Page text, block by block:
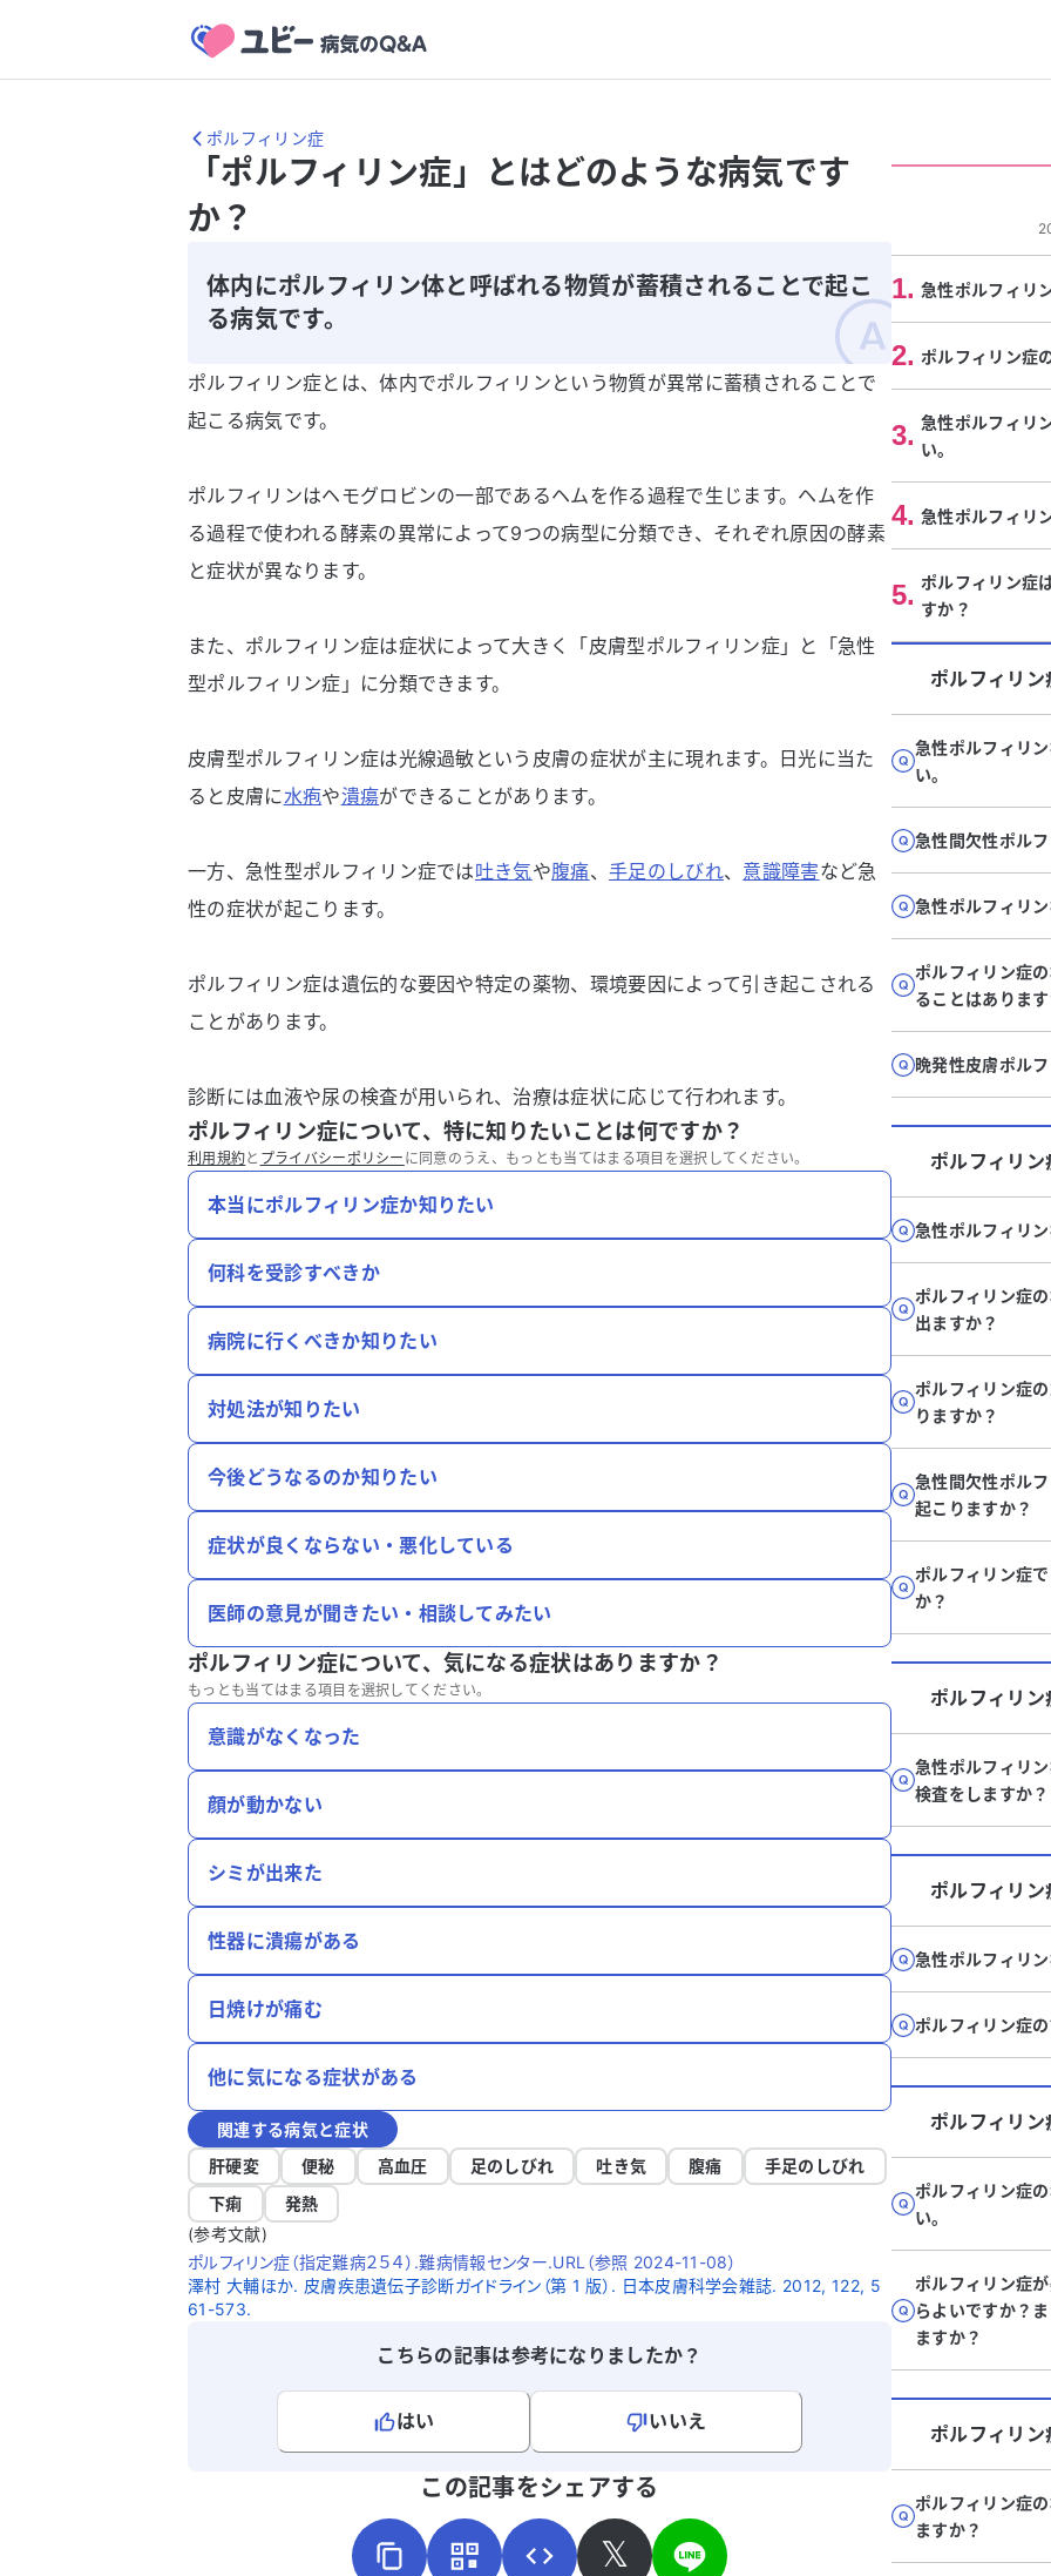
ポルフィリン症
「ポルフィリン症」とはどのような病気です
か？
体内にポルフィリン体と呼ばれる物質が蓄積されることで起こ
る病気です。
ポルフィリン症とは、体内でポルフィリンという物質が異常に蓄積されることで
起こる病気です。
ポルフィリンはヘモグロビンの一部であるヘムを作る過程で生じます。ヘムを作
る過程で使われる酵素の異常によって9つの病型に分類でき、それぞれ原因の酵素
と症状が異なります。
また、ポルフィリン症は症状によって大きく「皮膚型ポルフィリン症」と「急性
型ポルフィリン症」に分類できます。
皮膚型ポルフィリン症は光線過敏という皮膚の症状が主に現れます。日光に当た
ると皮膚に水疱や潰瘍ができることがあります。
一方、急性型ポルフィリン症では吐き気や腹痛、手足のしびれ、 意識障害など急
性の症状が起こります。
ポルフィリン症は遺伝的な要因や特定の薬物、環境要因によって引き起こされる
ことがあります。
診断には血液や尿の検査が用いられ、治療は症状に応じて行われます。
ポルフィリン症について、特に知りたいことは何ですか？
利用規約と プライバシーポリシー に同意のうえ、もっとも当てはまる項目を選択してください。
本当にポルフィリン症か知りたい
何科を受診すべきか
病院に行くべきか知りたい
対処法が知りたい
今後どうなるのか知りたい
症状が良くならない・悪化している
医師の意見が聞きたい・相談してみたい
ポルフィリン症について、 気になる症状はありますか？
もっとも当てはまる項目を選択してください。
意識がなくなった
顔が動かない
シミが出来た
性器に潰瘍がある
日焼けが痛む
他に気になる症状がある
関連する病気と症状
肝硬変
便秘 高血圧 足のしびれ 吐き気 腹痛
手足のしびれ
下痢
発熱
(参考文献)
ポルフィリン症（指定難病２５４）.難病情報センター.URL（参照 2024-11-08）
澤村 大輔ほか. 皮膚疾患遺伝子診断ガイドライン（第 1 版）. 日本皮膚科学会雑誌. 2012, 122, 5
61-573.
こちらの記事は参考になりましたか？
はい
いいえ
この記事をシェアする
𝕏
1. 急性ポルフィリ
2. ポルフィリン症
3. 急性ポルフィリ
い。
4. 急性ポルフィリ
5. ポルフィリン症
すか？
ポルフィリン
急性ポルフィリ
い。
急性間欠性ポル
急性ポルフィリ
ポルフィリン症
ることはありま
晩発性皮膚ポル
ポルフィリン
急性ポルフィリ
ポルフィリン症
出ますか？
ポルフィリン症
りますか？
急性間欠性ポル
起こりますか？
ポルフィリン症
か？
ポルフィリン
急性ポルフィリ
検査をしますか？
ポルフィリン
急性ポルフィリ
ポルフィリン症
ポルフィリン
ポルフィリン症
い。
ポルフィリン症
らよいですか？
ますか？
ポルフィリン
ポルフィリン症
ますか？